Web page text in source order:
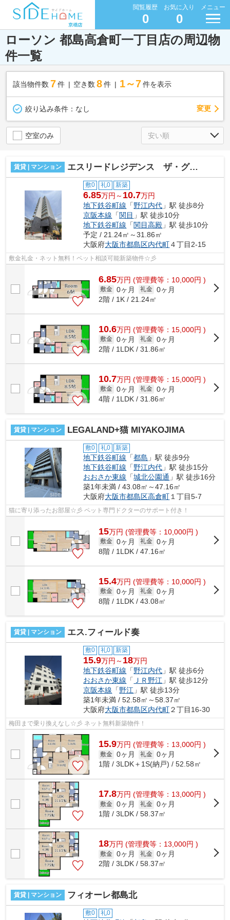
閲覧履歴
0
お気に入り
0
メニュー
ローソン 都島高倉町一丁目店の周辺物
件一覧
該当物件数 7件 空き数 8 件 1～7 件を表示
絞り込み条件： なし 変更
空室のみ
賃貸 | マンション エスリードレジデンス ザ・グラン都島ノア
敷0 礼0 新築
6.85万円～ 10.7万円
地下鉄谷町線 「野江内代 」駅 徒歩8分
京阪本線 「関目 」駅 徒歩10分
地下鉄谷町線 「関目高殿 」駅 徒歩10分
予定 / 21.24㎡～31.86㎡
大阪府大阪市都島区内代町４丁目2-15
敷金礼金・ネット無料！ペット相談可能新築物件☆彡
6.85万円 (管理費等：10,000円 )
敷金 0ヶ月 礼金 0ヶ月
2階 / 1K / 21.24㎡
10.6万円 (管理費等：15,000円 )
敷金 0ヶ月 礼金 0ヶ月
2階 / 1LDK / 31.86㎡
10.7万円 (管理費等：15,000円 )
敷金 0ヶ月 礼金 0ヶ月
4階 / 1LDK / 31.86㎡
賃貸 | マンション LEGALAND+猫 MIYAKOJIMA
敷0 礼0 新築
地下鉄谷町線 「都島 」駅 徒歩9分
地下鉄谷町線 「野江内代 」駅 徒歩15分
おおさか東線 「城北公園通 」駅 徒歩16分
築1年未満 / 43.08㎡～47.16㎡
大阪府大阪市都島区高倉町 １丁目5-7
猫に寄り添ったお部屋☆彡 ペット専門ドクターのサポート付き！
15万円 (管理費等：10,000円 )
敷金 0ヶ月 礼金 0ヶ月
8階 / 1LDK / 47.16㎡
15.4万円 (管理費等：10,000円 )
敷金 0ヶ月 礼金 0ヶ月
8階 / 1LDK / 43.08㎡
賃貸 | マンション エス.フィールド奏
敷0 礼0 新築
15.9万円～ 18万円
地下鉄谷町線 「野江内代 」駅 徒歩6分
おおさか東線 「 ＪＲ野江 」駅 徒歩12分
京阪本線 「野江 」駅 徒歩13分
築1年未満 / 52.58㎡～58.37㎡
大阪府大阪市都島区内代町２丁目16-30
梅田まで乗り換えなし☆彡 ネット無料新築物件！
15.9万円 (管理費等：13,000円 )
敷金 0ヶ月 礼金 0ヶ月
1階 / 3LDK＋1S(納戸) / 52.58㎡
17.8万円 (管理費等：13,000円 )
敷金 0ヶ月 礼金 0ヶ月
1階 / 3LDK / 58.37㎡
18万円 (管理費等：13,000円 )
敷金 0ヶ月 礼金 0ヶ月
2階 / 3LDK / 58.37㎡
賃貸 | マンション フィオーレ都島北
敷0 礼0